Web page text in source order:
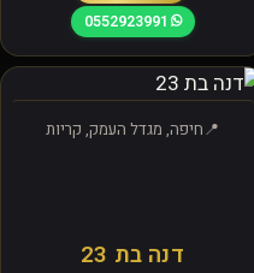
0552923991
חיפה, מגדל העמק, קריות
דנה בת 23